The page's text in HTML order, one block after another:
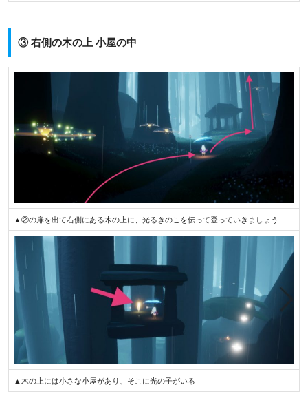
③ 右側の木の上 小屋の中
▲②の扉を出て右側にある木の上に、光るきのこを伝って登っていきましょう
▲木の上には小さな小屋があり、そこに光の子がいる